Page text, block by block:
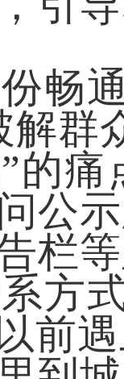
通
解群
的
公
栏
方
前